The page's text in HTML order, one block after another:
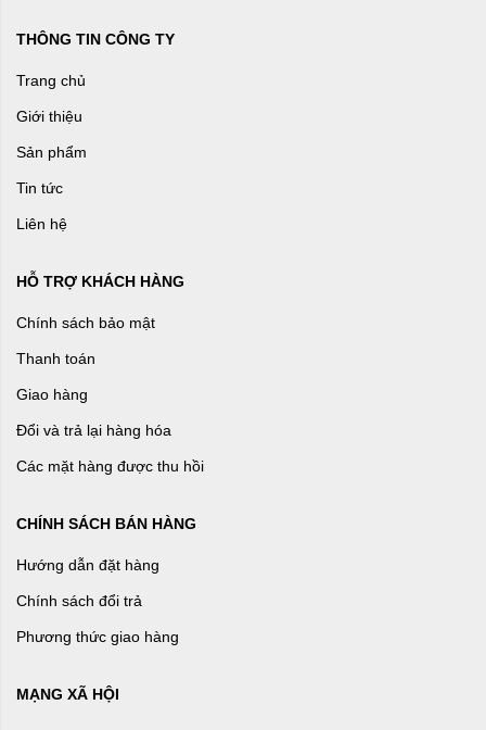
THÔNG TIN CÔNG TY
Trang chủ
Giới thiệu
Sản phẩm
Tin tức
Liên hệ
HỖ TRỢ KHÁCH HÀNG
Chính sách bảo mật
Thanh toán
Giao hàng
Đổi và trả lại hàng hóa
Các mặt hàng được thu hồi
CHÍNH SÁCH BÁN HÀNG
Hướng dẫn đặt hàng
Chính sách đổi trả
Phương thức giao hàng
MẠNG XÃ HỘI